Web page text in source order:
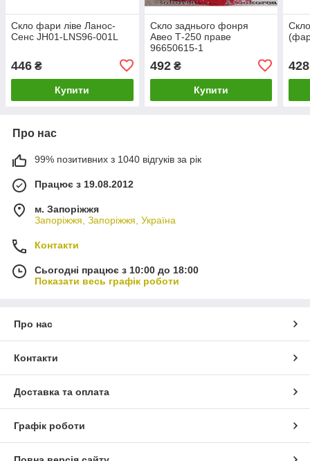
Скло фари ліве Ланос-
Сенс JH01-LNS96-001L
446 ₴
Купити
Скло заднього фонря
Авео Т-250 праве
96650615-1
492₴
Купити
428
Про нас
99% позитивних з 1040 відгуків за рік
Працює з 19.08.2012
м. Запоріжжя
Запоріжжя, Запоріжжя, Україна
Контакти
Сьогодні працює з 10:00 до 18:00
Показати весь графік роботи
Про нас
Контакти
Доставка та оплата
Графік роботи